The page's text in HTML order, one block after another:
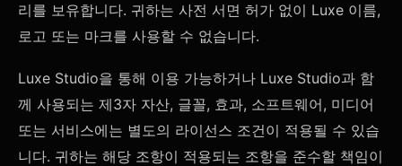
리를 보유합니다. 귀하는 사전 서면 허가 없이 Luxe 이름,
로고 또는 마크를 사용할 수 없습니다.
Luxe Studio을 통해 이용 가능하거나 Luxe Studio과 함
께 사용되는 제3자 자산, 글꼴, 효과, 소프트웨어, 미디어
또는 서비스에는 별도의 라이선스 조건이 적용될 수 있습
니다. 귀하는 해당 조항이 적용되는 조항을 준수할 책임이